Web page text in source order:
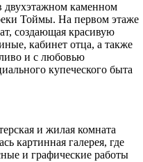
двухэтажном каменном
Тоймы. На первом этаже
создающая красивую
кабинет отца, а также
и с любовью
купеческого быта
и жилая комната
картинная галерея, где
и графические работы